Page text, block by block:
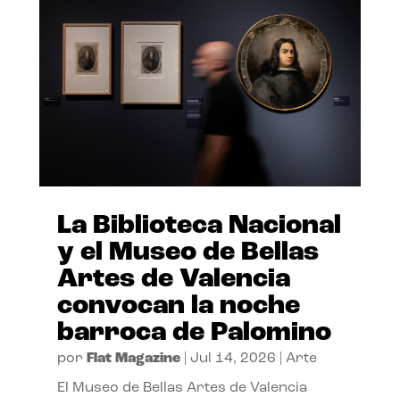
La Biblioteca Nacional
y el Museo de Bellas
Artes de Valencia
convocan la noche
barroca de Palomino
por Flat Magazine| Jul 14, 2026 Arte
El Museo de Bellas Artes de Valencia